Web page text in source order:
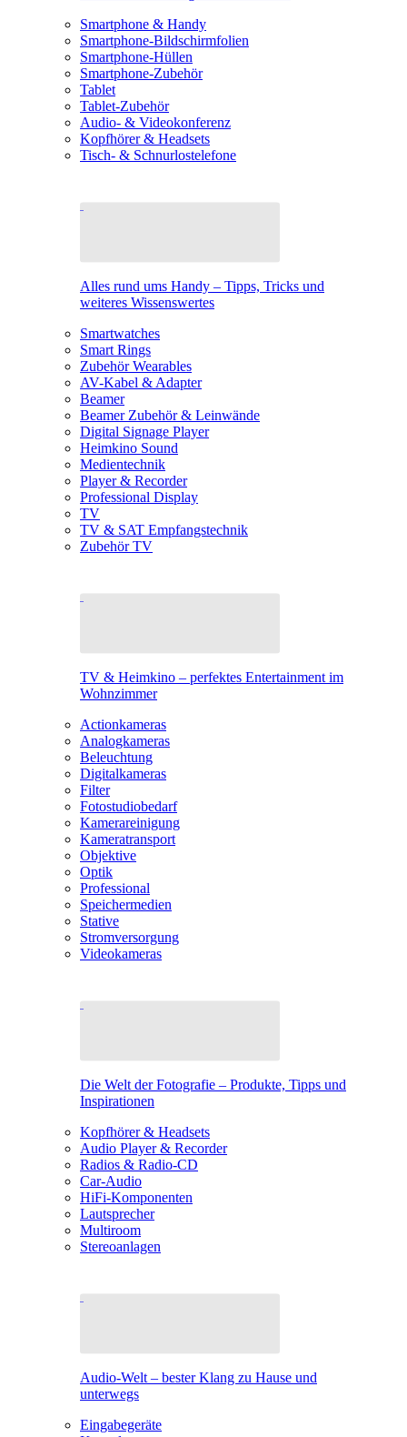
Smartphone & Handy
Smartphone-Bildschirmfolien
Smartphone-Hüllen
Smartphone-Zubehör
Tablet
Tablet-Zubehör
Audio- & Videokonferenz
Kopfhörer & Headsets
Tisch- & Schnurlostelefone
Alles rund ums Handy – Tipps, Tricks und
weiteres Wissenswertes
Smartwatches
Smart Rings
Zubehör Wearables
AV-Kabel & Adapter
Beamer
Beamer Zubehör & Leinwände
Digital Signage Player
Heimkino Sound
Medientechnik
Player & Recorder
Professional Display
TV
TV & SAT Empfangstechnik
Zubehör TV
TV & Heimkino – perfektes Entertainment im
Wohnzimmer
Actionkameras
Analogkameras
Beleuchtung
Digitalkameras
Filter
Fotostudiobedarf
Kamerareinigung
Kameratransport
Objektive
Optik
Professional
Speichermedien
Stative
Stromversorgung
Videokameras
Die Welt der Fotografie – Produkte, Tipps und
Inspirationen
Kopfhörer & Headsets
Audio Player & Recorder
Radios & Radio-CD
Car-Audio
HiFi-Komponenten
Lautsprecher
Multiroom
Stereoanlagen
Audio-Welt – bester Klang zu Hause und
unterwegs
Eingabegeräte